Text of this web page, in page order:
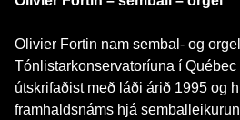
Olivier Fortin nam sembal- og
Tónlistarkonservatoríuna í
útskrifaðist með láði árið 1995 og
framhaldsnáms hjá